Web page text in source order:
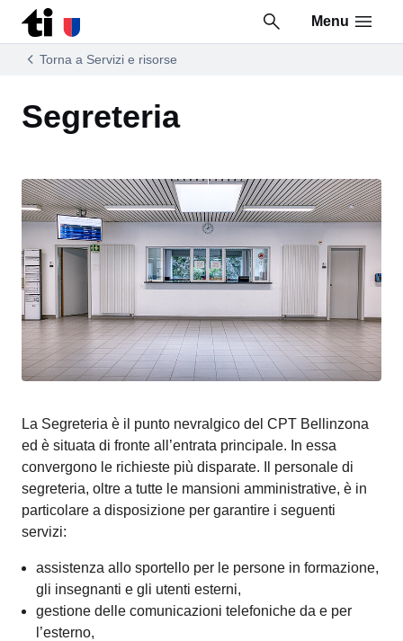
Vai al contenuto della pagina
Vai al piè di pagina
Menu
Torna a Servizi e risorse
Segreteria
La Segreteria è il punto nevralgico del CPT Bellinzona
ed è situata di fronte all’entrata principale. In essa
convergono le richieste più disparate. Il personale di
segreteria, oltre a tutte le mansioni amministrative, è in
particolare a disposizione per garantire i seguenti
servizi:
assistenza allo sportello per le persone in formazione,
gli insegnanti e gli utenti esterni,
gestione delle comunicazioni telefoniche da e per
l’esterno,